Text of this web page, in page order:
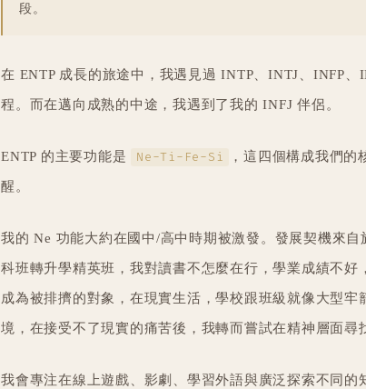
段。
在 ENTP 成長的旅途中，我遇見過 INTP、INTJ、INFP
程。而在邁向成熟的中途，我遇到了我的 INFJ 伴侶。
ENTP 的主要功能是 Ne-Ti-Fe-Si ，這四個構成我們的
醒。
我的 Ne 功能大約在國中/高中時期被激發。發展契機來
科班轉升學精英班，我對讀書不怎麼在行，學業成績不好
成為被排擠的對象，在現實生活，學校跟班級就像大型
境，在接受不了現實的痛苦後，我轉而嘗試在精神層面尋
我會專注在線上遊戲、影劇、學習外語與廣泛探索不同